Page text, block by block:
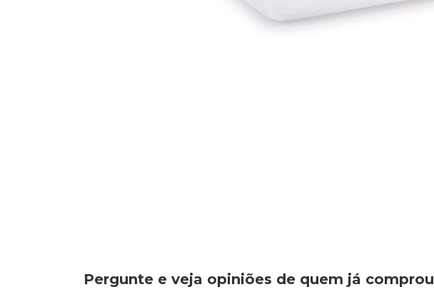
Pergunte e veja opiniões de quem já comprou